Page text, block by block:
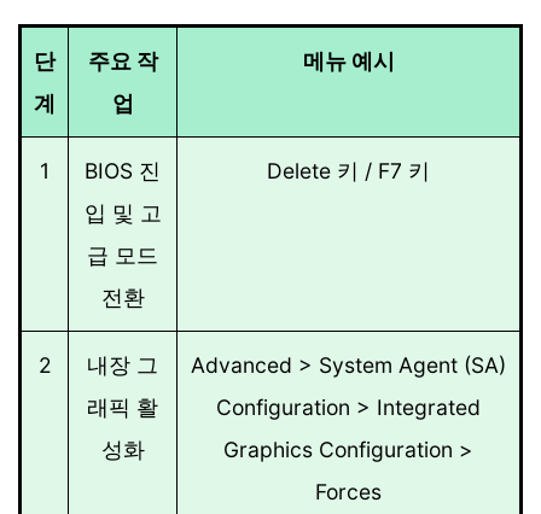
단
계
주요 작
업
메뉴 예시
1
BIOS 진
입 및 고
급 모드
전환
Delete 키 / F7 키
2
내장 그
래픽 활
성화
Advanced > System Agent (SA)
Configuration > Integrated
Graphics Configuration >
Forces